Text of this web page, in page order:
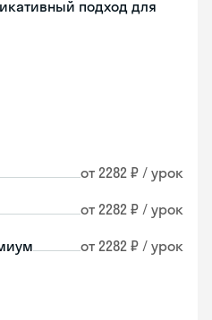
подход для
от 2282 ₽ / урок
от 2282 ₽ / урок
от 2282 ₽ / урок